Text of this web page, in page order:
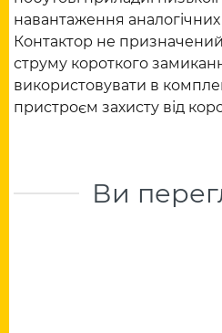
навантаження аналогічних
Контактор не
струму короткого
використовувати в
пристроєм захисту від
Ви